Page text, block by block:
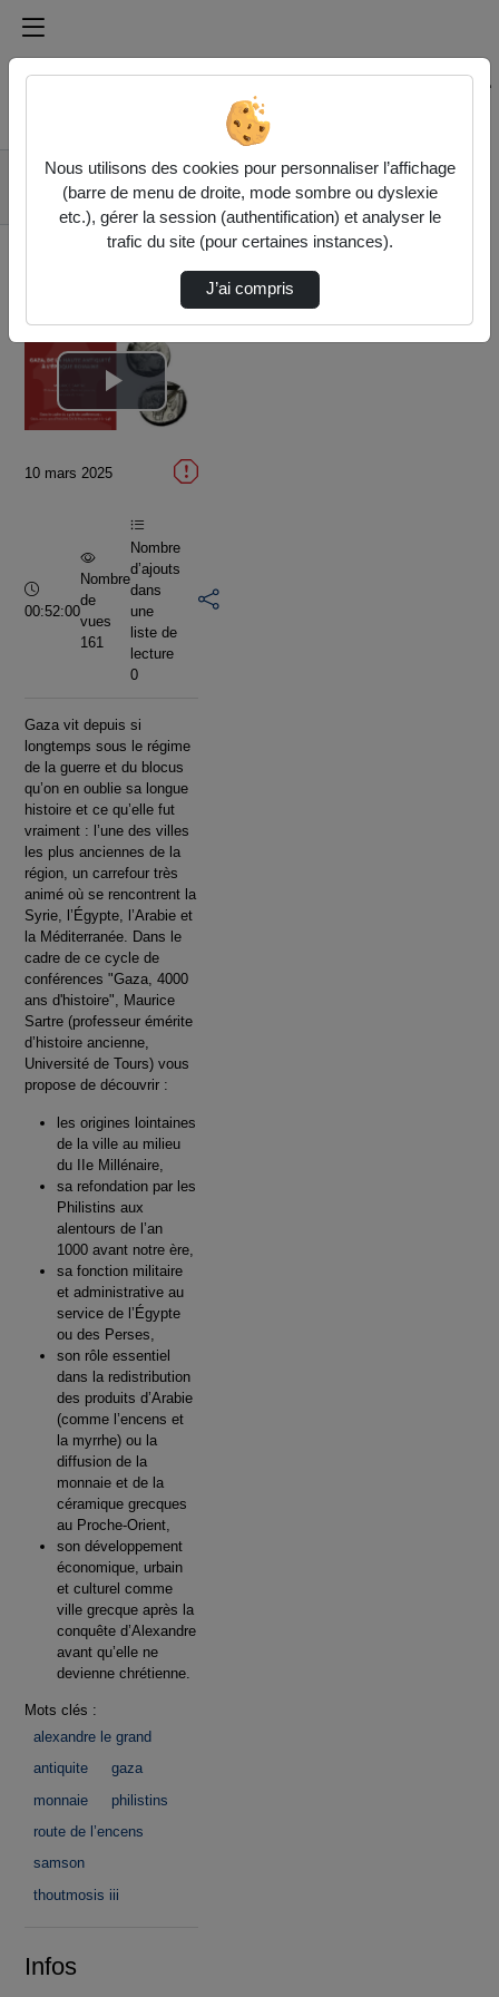
Médiathèque de l'université Paris
Rechercher un média sur Médiathèque de l'université
Accueil
Vidéos
De la Haute Antiquité
à l'époque romaine
Lire
la
vidéo
10 mars 2025
Durée :
00:52:00
Nombre
de
vues
161
Nombre
d’ajouts
dans
une
liste de
lecture
0
Gaza vit depuis si
longtemps sous le régime
de la guerre et du blocus
qu’on en oublie sa longue
histoire et ce qu’elle fut
vraiment : l’une des villes
les plus anciennes de la
région, un carrefour très
animé où se rencontrent la
Syrie, l’Égypte, l’Arabie et
la Méditerranée. Dans le
cadre de ce cycle de
conférences "Gaza, 4000
ans d'histoire", Maurice
Sartre (professeur émérite
d’histoire ancienne,
Université de Tours) vous
propose de découvrir :
les origines lointaines
de la ville au milieu
du IIe Millénaire,
sa refondation par les
Philistins aux
alentours de l’an
1000 avant notre ère,
sa fonction militaire
et administrative au
service de l’Égypte
ou des Perses,
son rôle essentiel
dans la redistribution
des produits d’Arabie
(comme l’encens et
la myrrhe) ou la
diffusion de la
monnaie et de la
céramique grecques
au Proche-Orient,
son développement
économique, urbain
et culturel comme
ville grecque après la
conquête d’Alexandre
avant qu’elle ne
devienne chrétienne.
Mots clés :
alexandre le grand
antiquite
gaza
monnaie
philistins
route de l’encens
samson
thoutmosis iii
Infos
Nous utilisons des cookies pour personnaliser l’affichage
(barre de menu de droite, mode sombre ou dyslexie
etc.), gérer la session (authentification) et analyser le
trafic du site (pour certaines instances).
J’ai compris